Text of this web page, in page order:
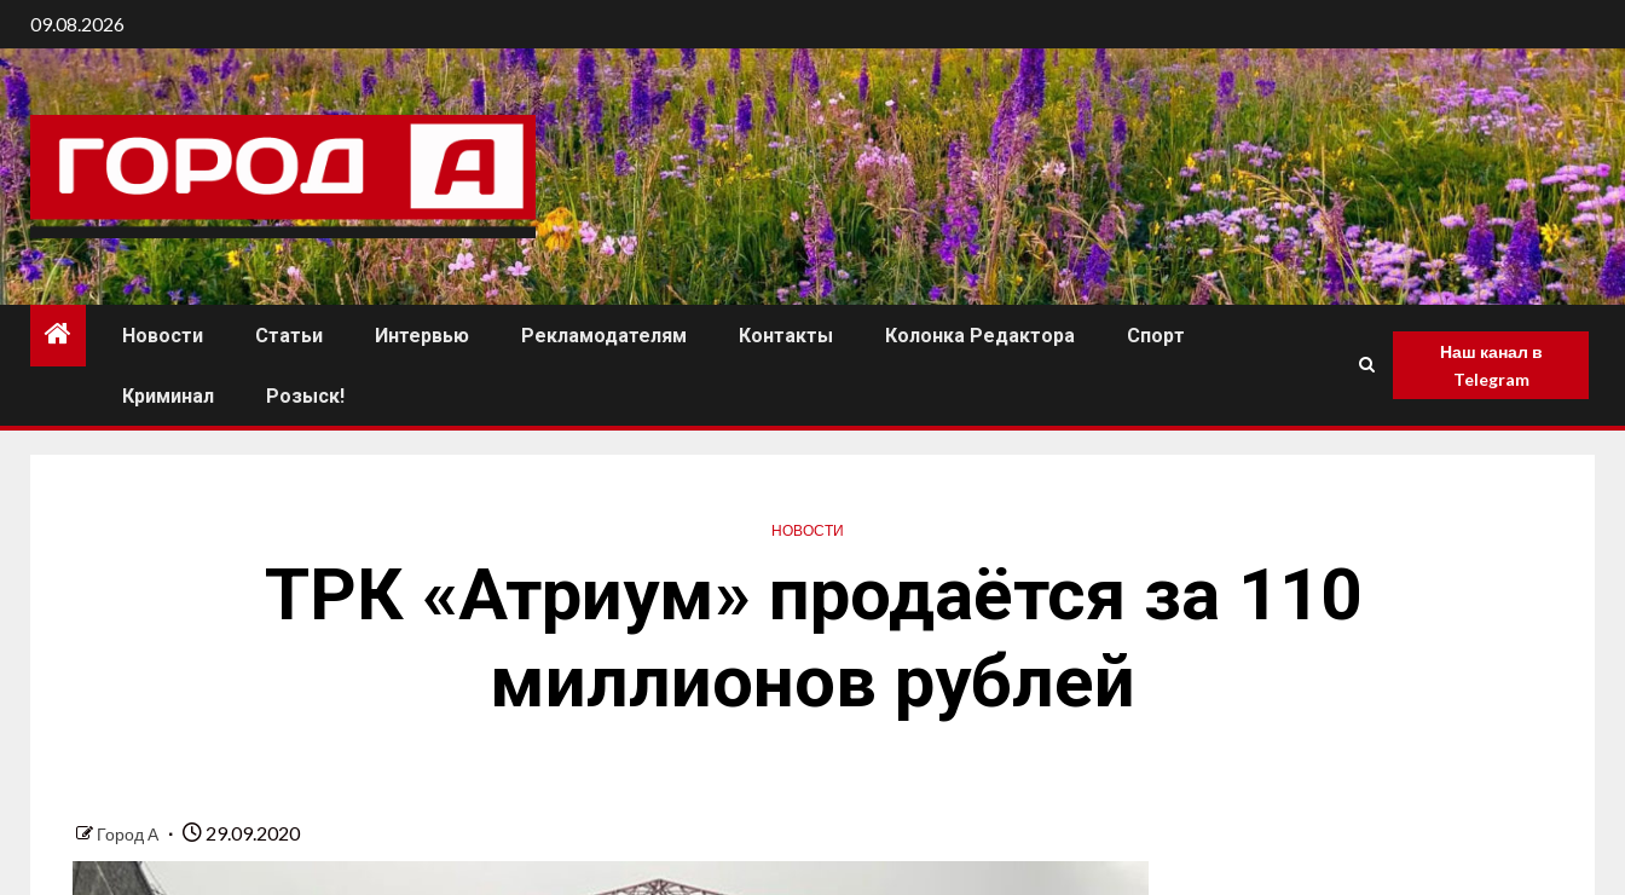
09.08.2026
Новости Статьи Интервью Рекламодателям Контакты Колонка Редактора Спорт
Криминал Розыск!
Наш канал в
Telegram
НОВОСТИ
ТРК «Атриум» продаётся за 110
миллионов рублей
Город А 29.09.2020